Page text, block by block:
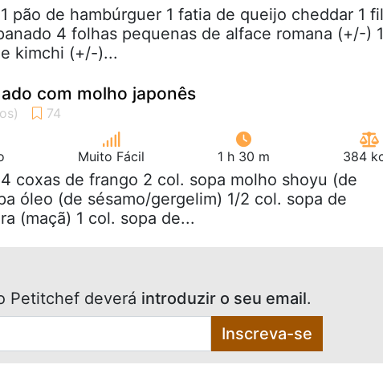
pão de hambúrguer 1 fatia de queijo cheddar 1
4 folhas pequenas de alface romana (+/-) 1
kimchi (+/-)...
com molho japonês
Muito Fácil 1 h 30 m 384
coxas de frango 2 col. sopa molho shoyu (de
óleo (de sésamo/gergelim) 1/2 col. sopa de
(maçã) 1 col. sopa de...
Petitchef deverá introduzir o seu email.
Inscreva-se